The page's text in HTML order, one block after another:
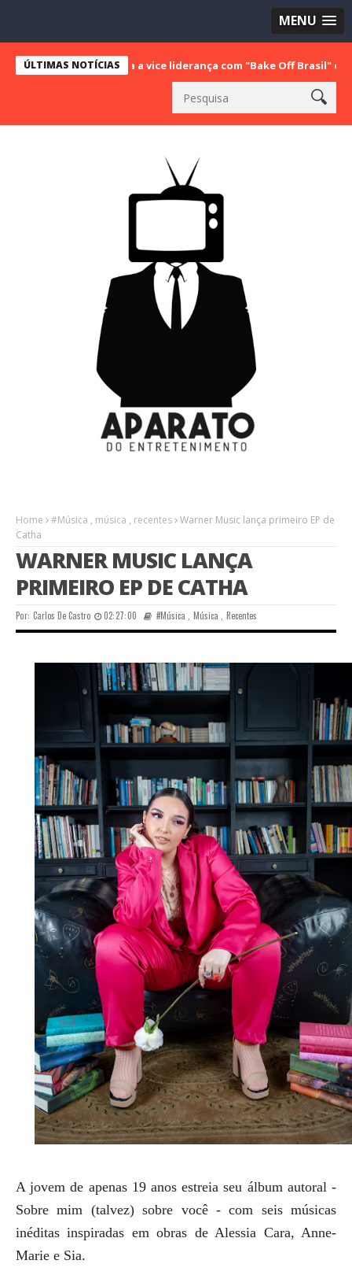
MENU
ÚLTIMAS NOTÍCIAS
conquista a vice liderança com "Bake Off Brasil" e "SBT Brasil";
Home #Música , música , recentes Warner Music lança primeiro EP de
Catha
WARNER MUSIC LANÇA
PRIMEIRO EP DE CATHA
Por: Carlos De Castro 02:27:00 #Música ,Música Recentes
A jovem de apenas 19 anos estreia seu álbum autoral -
Sobre mim (talvez) sobre você - com seis músicas
inéditas inspiradas em obras de Alessia Cara, Anne-
Marie e Sia.